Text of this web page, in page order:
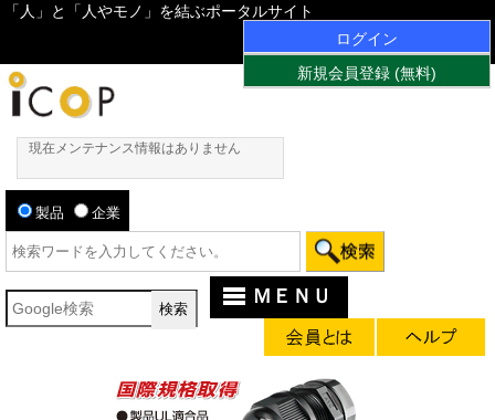
「人」と「人やモノ」を結ぶポータルサイト
ログイン
新規会員登録 (無料)
現在メンテナンス情報はありません
製品 企業
ＭＥＮＵ